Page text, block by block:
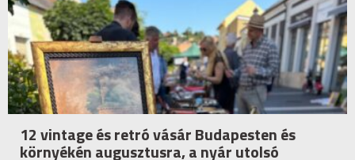
12 vintage és retró vásár Budapesten és
környékén augusztusra, a nyár utolsó